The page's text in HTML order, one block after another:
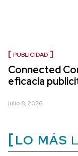
PUBLICIDAD
Connected
eficacia
julio 8, 2026
LO MÁS